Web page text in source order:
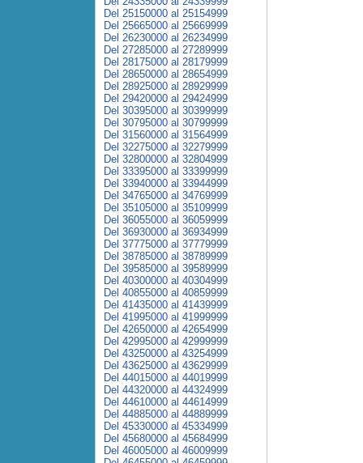
Del 25150000 al 25154999
Del 25665000 al 25669999
Del 26230000 al 26234999
Del 27285000 al 27289999
Del 28175000 al 28179999
Del 28650000 al 28654999
Del 28925000 al 28929999
Del 29420000 al 29424999
Del 30395000 al 30399999
Del 30795000 al 30799999
Del 31560000 al 31564999
Del 32275000 al 32279999
Del 32800000 al 32804999
Del 33395000 al 33399999
Del 33940000 al 33944999
Del 34765000 al 34769999
Del 35105000 al 35109999
Del 36055000 al 36059999
Del 36930000 al 36934999
Del 37775000 al 37779999
Del 38785000 al 38789999
Del 39585000 al 39589999
Del 40300000 al 40304999
Del 40855000 al 40859999
Del 41435000 al 41439999
Del 41995000 al 41999999
Del 42650000 al 42654999
Del 42995000 al 42999999
Del 43250000 al 43254999
Del 43625000 al 43629999
Del 44015000 al 44019999
Del 44320000 al 44324999
Del 44610000 al 44614999
Del 44885000 al 44889999
Del 45330000 al 45334999
Del 45680000 al 45684999
Del 46005000 al 46009999